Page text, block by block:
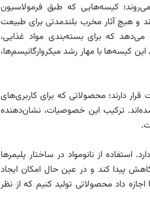
کیسه‌هایی که طبق فرمولاسیون
و هیچ آثار مخرب بلندمدتی برای طبیعت
می‌دهد که برای بسته‌بندی مواد غذایی،
کیسه‌ها با مهار رشد میکروارگانیسم‌ها،
دارند؛ محصولاتی که برای کاربری‌های
ترکیب این خصوصیات، نشان‌دهنده
استفاده از نانومواد در ساختار پلیمرها
پیدا کند و در عین حال امکان ایجاد
داد محصولاتی تولید کنیم که از نظر